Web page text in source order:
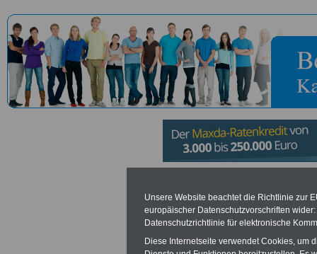
Zentrales
Unsere Website beachtet die Richtlinie zur
europäischer Datenschutzvorschriften
Datenschutzrichtlinie für elektronische
Diese Internetseite verwendet Cookies, um